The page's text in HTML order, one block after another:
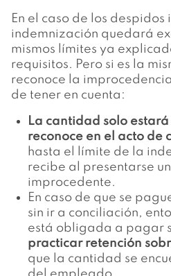
En el caso de los
indemnización quedará
mismos límites ya
requisitos. Pero si es la
reconoce la
de tener en cuenta:
La cantidad solo estará
reconoce en el acto de
hasta el límite de la
recibe al presentarse
improcedente.
En caso de que se
sin ir a conciliación,
está obligada a pagar
practicar retención
que la cantidad se